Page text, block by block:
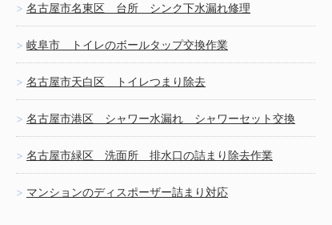
名古屋市名東区 台所 シンク下水漏れ修理
岐阜市 トイレのボールタップ交換作業
名古屋市天白区 トイレつまり除去
名古屋市港区 シャワー水漏れ シャワーセット交換
名古屋市緑区 洗面所 排水口の詰まり除去作業
マンションのディスポーザー詰まり対応